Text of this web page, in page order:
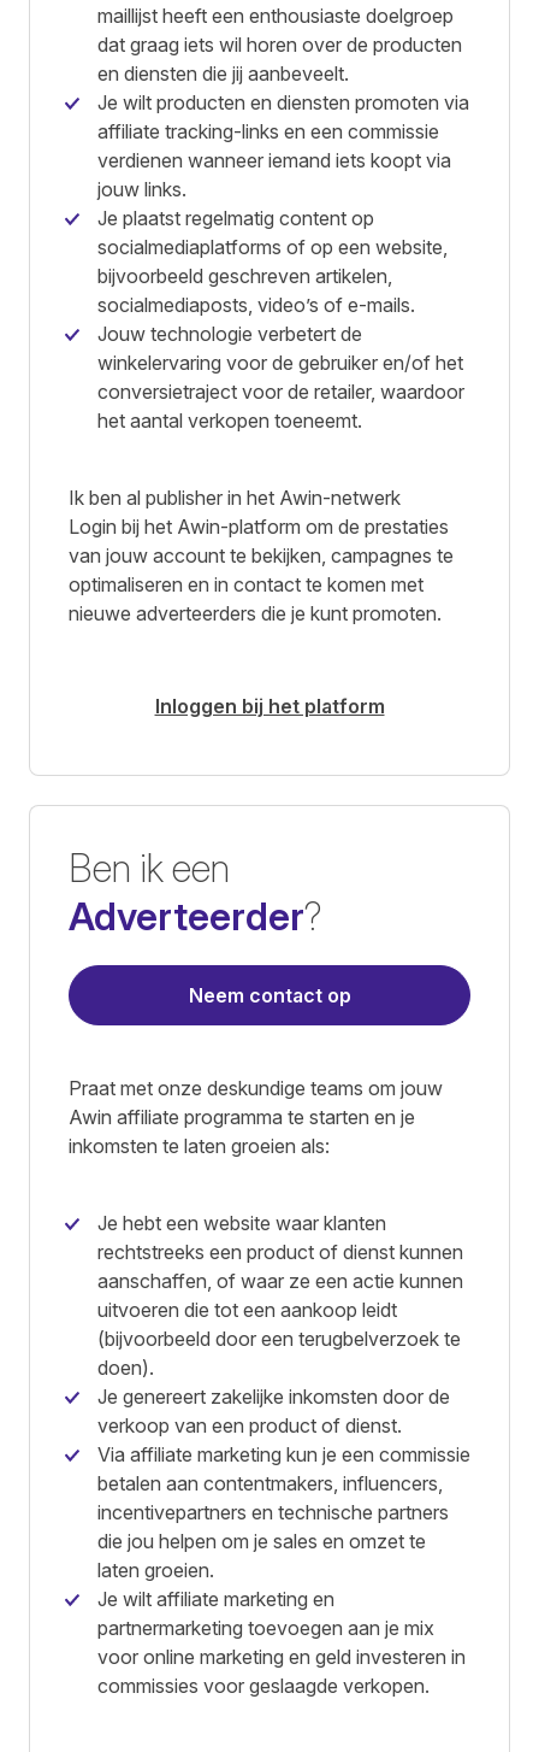
maillijst heeft een enthousiaste doelgroep
dat graag iets wil horen over de producten
en diensten die jij aanbeveelt.
Je wilt producten en diensten promoten via
affiliate tracking-links en een commissie
verdienen wanneer iemand iets koopt via
jouw links.
Je plaatst regelmatig content op
socialmediaplatforms of op een website,
bijvoorbeeld geschreven artikelen,
socialmediaposts, video’s of e-mails.
Jouw technologie verbetert de
winkelervaring voor de gebruiker en/of het
conversietraject voor de retailer, waardoor
het aantal verkopen toeneemt.
Ik ben al publisher in het Awin-netwerk
Login bij het Awin-platform om de prestaties
van jouw account te bekijken, campagnes te
optimaliseren en in contact te komen met
nieuwe adverteerders die je kunt promoten.
Inloggen bij het platform
Ben ik een
Adverteerder?
Neem contact op
Praat met onze deskundige teams om jouw
Awin affiliate programma te starten en je
inkomsten te laten groeien als:
Je hebt een website waar klanten
rechtstreeks een product of dienst kunnen
aanschaffen, of waar ze een actie kunnen
uitvoeren die tot een aankoop leidt
(bijvoorbeeld door een terugbelverzoek te
doen).
Je genereert zakelijke inkomsten door de
verkoop van een product of dienst.
Via affiliate marketing kun je een commissie
betalen aan contentmakers, influencers,
incentivepartners en technische partners
die jou helpen om je sales en omzet te
laten groeien.
Je wilt affiliate marketing en
partnermarketing toevoegen aan je mix
voor online marketing en geld investeren in
commissies voor geslaagde verkopen.